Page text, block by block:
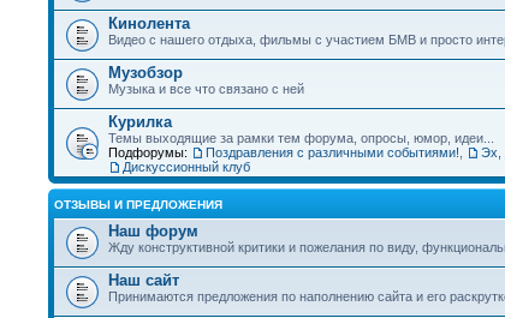
Кинолента
Видео с нашего отдыха, фильмы с участием БМВ и просто
Музобзор
Музыка и все что связано с ней
Курилка
Темы выходящие за рамки тем форума, опросы, юмор, идеи...
Подфорумы:
Поздравления с различными событиями! Эх,
Дискуссионный клуб
ОТЗЫВЫ И ПРЕДЛОЖЕНИЯ
Наш форум
Жду конструктивной критики и пожелания по виду,
Наш сайт
Принимаются предложения по наполнению сайта и его